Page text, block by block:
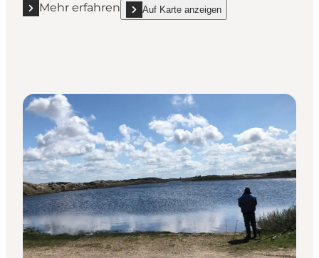
Mehr erfahren
Mehr erfahren "Ellemose Put & Take"
Auf Karte anzeigen
show Ellemose Put & Take on_map